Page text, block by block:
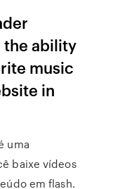
the ability
music
in
uma
baixe vídeos
em flash.